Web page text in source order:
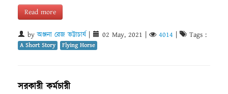
Read more
byঅঞ্জনা রেজ ভট্টাচার্য 02 May, 2021 4014 Tags :
A Short Story Flying Horse
সরকারী কর্মচারী